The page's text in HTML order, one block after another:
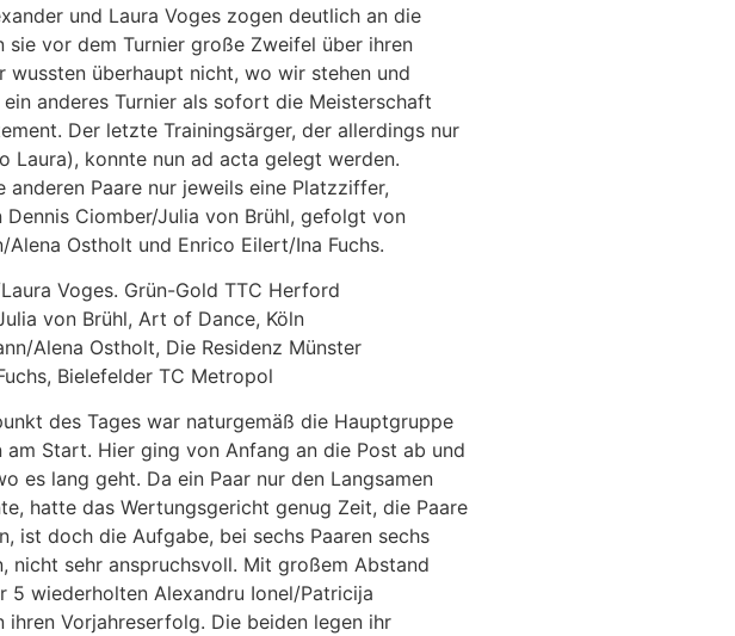
und Laura Voges zogen deutlich an die
sie vor dem Turnier große Zweifel über ihren
wussten überhaupt nicht, wo wir stehen und
anderes Turnier als sofort die Meisterschaft
Der letzte Trainingsärger, der allerdings nur
Laura), konnte nun ad acta gelegt werden.
anderen Paare nur jeweils eine Platzziffer,
Dennis Ciomber/Julia von Brühl, gefolgt von
Alena Ostholt und Enrico Eilert/Ina Fuchs.
Voges. Grün-Gold TTC Herford
von Brühl, Art of Dance, Köln
Alena Ostholt, Die Residenz Münster
Bielefelder TC Metropol
des Tages war naturgemäß die Hauptgruppe
am Start. Hier ging von Anfang an die Post ab und
es lang geht. Da ein Paar nur den Langsamen
hatte das Wertungsgericht genug Zeit, die Paare
ist doch die Aufgabe, bei sechs Paaren sechs
nicht sehr anspruchsvoll. Mit großem Abstand
5 wiederholten Alexandru Ionel/Patricija
ihren Vorjahreserfolg. Die beiden legen ihr